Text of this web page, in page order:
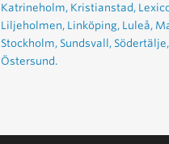
Katrineholm, Kristianstad,
Liljeholmen, Linköping, Luleå,
Stockholm, Sundsvall, Södertälje,
Östersund.